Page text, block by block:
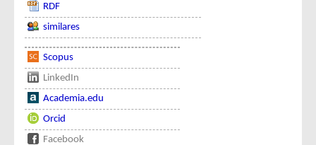
RDF
similares
Scopus
LinkedIn
Academia.edu
Orcid
Facebook